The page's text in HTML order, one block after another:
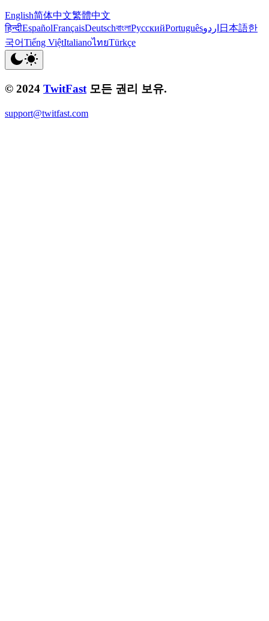
English简体中文繁體中文
हिन्दीEspañolFrançaisDeutschবাংলাРусскийPortuguêsاردو 日本語한
국어Tiếng ViệtItalianoไทยTürkçe
© 2024 TwitFast 모든 권리 보유.
support@twitfast.com